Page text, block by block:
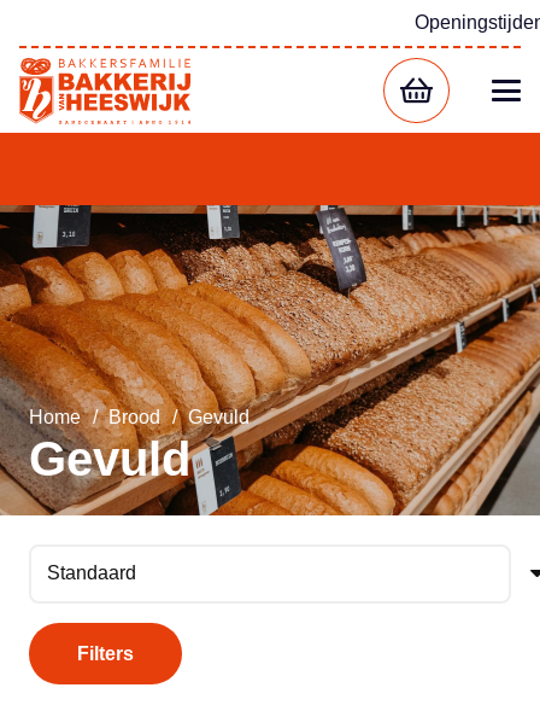
Home / Brood / Gevuld
Gevuld
Filters